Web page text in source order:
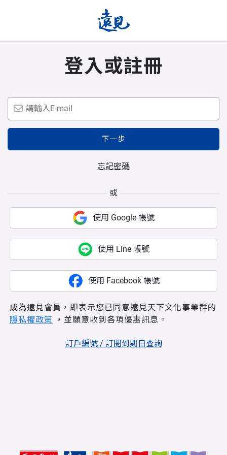
登入或註冊
下一步
忘記密碼
或
使用 Google 帳號
使用 Line 帳號
使用 Facebook 帳號
成為遠見會員，即表示您已同意遠見天下文化事業群的
隱私權政策 ，並願意收到各項優惠訊息。
訂戶編號 / 訂閱到期日查詢